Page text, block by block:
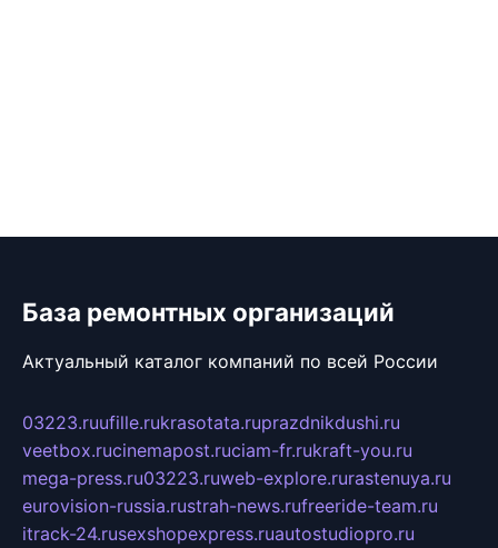
База ремонтных организаций
Актуальный каталог компаний по всей России
03223.ruufille.rukrasotata.ruprazdnikdushi.ru
veetbox.rucinemapost.ruciam-fr.rukraft-you.ru
mega-press.ru03223.ruweb-explore.rurastenuya.ru
eurovision-russia.rustrah-news.rufreeride-team.ru
itrack-24.rusexshopexpress.ruautostudiopro.ru